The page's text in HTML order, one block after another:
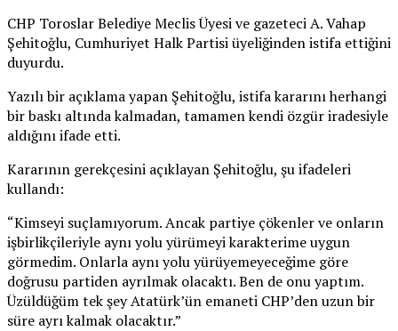
CHP Toroslar Belediye Meclis Üyesi ve gazeteci A. Vahap
Şehitoğlu, Cumhuriyet Halk Partisi üyeliğinden istifa ettiğini
duyurdu.
Yazılı bir açıklama yapan Şehitoğlu, istifa kararını herhangi
bir baskı altında kalmadan, tamamen kendi özgür iradesiyle
aldığını ifade etti.
Kararının gerekçesini açıklayan Şehitoğlu, şu ifadeleri
kullandı:
“Kimseyi suçlamıyorum. Ancak partiye çökenler ve onların
işbirlikçileriyle aynı yolu yürümeyi karakterime uygun
görmedim. Onlarla aynı yolu yürüyemeyeceğime göre
doğrusu partiden ayrılmak olacaktı. Ben de onu yaptım.
Üzüldüğüm tek şey Atatürk’ün emaneti CHP’den uzun bir
süre ayrı kalmak olacaktır.”